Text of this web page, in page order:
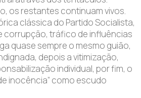
os restantes continuam vivos.
clássica do Partido Socialista,
corrupção, tráfico de influências
quase sempre o mesmo guião,
depois a vitimização,
individual, por fim, o
inocência” como escudo